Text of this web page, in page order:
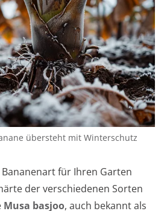
übersteht mit Winterschutz
für Ihren Garten
der verschiedenen Sorten
Musa basjoo, auch bekannt als